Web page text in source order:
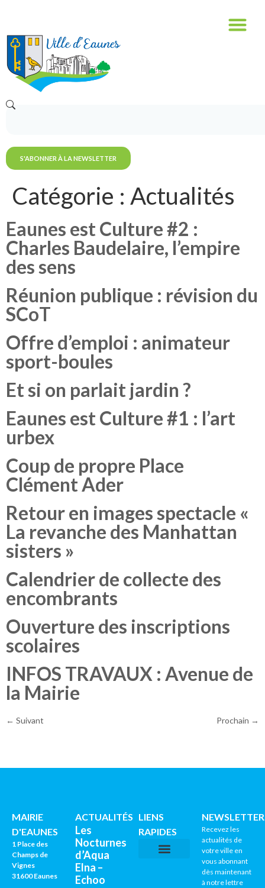
S'ABONNER À LA NEWSLETTER
Catégorie : Actualités
Eaunes est Culture #2 :
Charles Baudelaire, l’empire
des sens
Réunion publique : révision du
SCoT
Offre d’emploi : animateur
sport-boules
Et si on parlait jardin ?
Eaunes est Culture #1 : l’art
urbex
Coup de propre Place
Clément Ader
Retour en images spectacle «
La revanche des Manhattan
sisters »
Calendrier de collecte des
encombrants
Ouverture des inscriptions
scolaires
INFOS TRAVAUX : Avenue de
la Mairie
← Suivant Prochain →
MAIRIE
D'EAUNES
1 Place des
Champs de
Vignes
31600 Eaunes
ACTUALITÉS
Les
Nocturnes
d’Aqua
Elna –
Echoo
LIENS
RAPIDES
Recevez les
actualités de
votre ville en
vous abonnant
dès maintenant
à notre lettre